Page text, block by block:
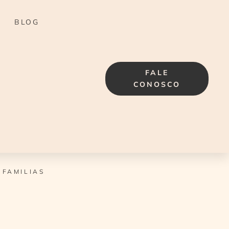
BLOG
FALE
CONOSCO
FAMILIAS